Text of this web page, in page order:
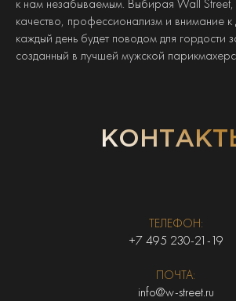
качество, профессионализм и внимание к
каждый день будет поводом для гордости
созданный в лучшей мужской
ТЕЛЕФОН:
+7 495 230-21-19
ПОЧТА:
info@w-street.ru